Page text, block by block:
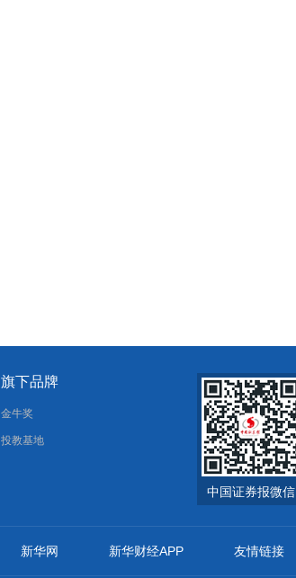
旗下品牌
金牛奖
投教基地
中国证券报微信
新华网 新华财经APP 友情链接